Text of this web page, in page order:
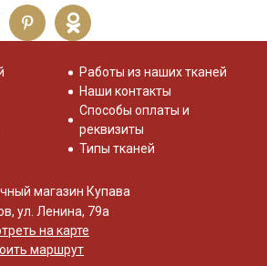
Работы из наших тканей
Наши контакты
Способы оплаты и
реквизиты
Типы тканей
магазин Купава
ул. Ленина, 79а
на карте
маршрут